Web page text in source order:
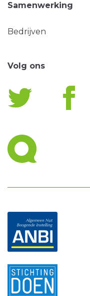
Samenwerking
Bedrijven
Volg ons